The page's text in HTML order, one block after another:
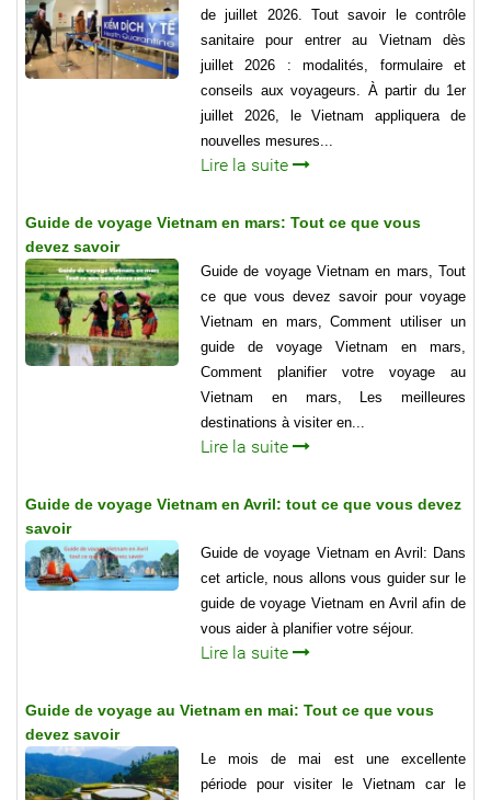
de juillet 2026. Tout savoir le contrôle
sanitaire pour entrer au Vietnam dès
juillet 2026 : modalités, formulaire et
conseils aux voyageurs. À partir du 1er
juillet 2026, le Vietnam appliquera de
nouvelles mesures...
Lire la suite
Guide de voyage Vietnam en mars: Tout ce que vous
devez savoir
Guide de voyage Vietnam en mars, Tout
ce que vous devez savoir pour voyage
Vietnam en mars, Comment utiliser un
guide de voyage Vietnam en mars,
Comment planifier votre voyage au
Vietnam en mars, Les meilleures
destinations à visiter en...
Lire la suite
Guide de voyage Vietnam en Avril: tout ce que vous devez
savoir
Guide de voyage Vietnam en Avril: Dans
cet article, nous allons vous guider sur le
guide de voyage Vietnam en Avril afin de
vous aider à planifier votre séjour.
Lire la suite
Guide de voyage au Vietnam en mai: Tout ce que vous
devez savoir
Le mois de mai est une excellente
période pour visiter le Vietnam car le